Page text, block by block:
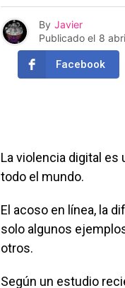
By Javier
Publicado el 8
Facebook
La violencia digital
todo el mundo.
El acoso en línea, la
solo algunos
otros.
Según un estudio